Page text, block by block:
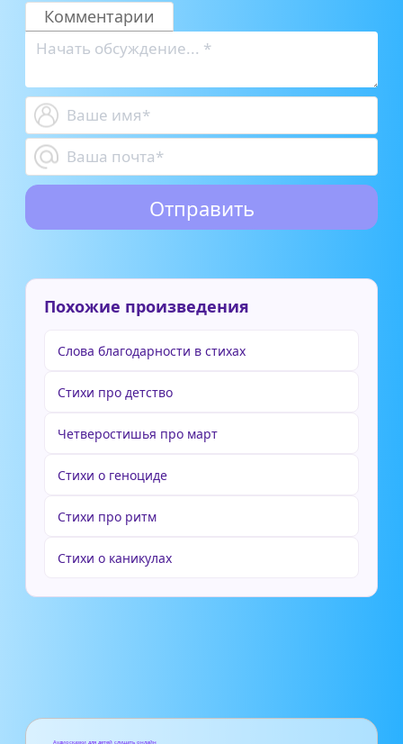
Комментарии
Похожие произведения
Слова благодарности в стихах
Стихи про детство
Четверостишья про март
Стихи о геноциде
Стихи про ритм
Стихи о каникулах
Аудиосказки для детей слушать онлайн